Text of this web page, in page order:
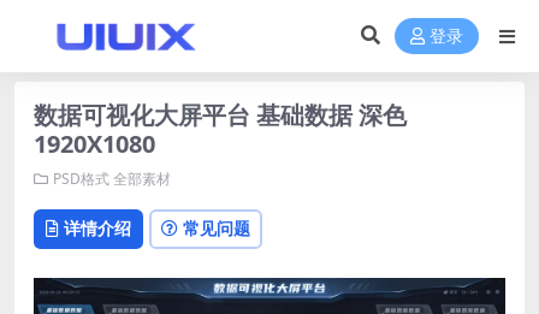
登录
数据可视化大屏平台 基础数据 深色
1920X1080
PSD格式全部素材
详情介绍 常见问题